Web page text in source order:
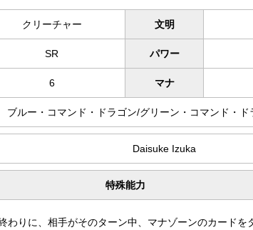
クリーチャー 文明
SR パワー
6 マナ
ブルー・コマンド・ドラゴン/グリーン・コマンド・ド
Daisuke Izuka
特殊能力
わりに、相手がそのターン中、マナゾーンのカードを